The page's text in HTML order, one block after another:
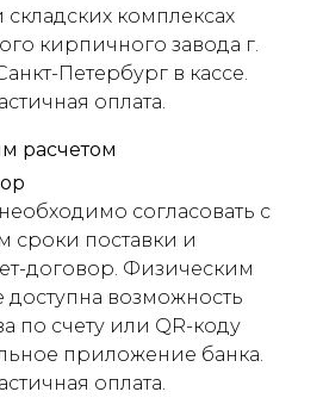
комплексах
кирпичного завода г.
Петербург в кассе.
оплата.
расчетом
согласовать с
сроки поставки и
договор. Физическим
доступна возможность
по счету или QR-коду
приложение банка.
оплата.